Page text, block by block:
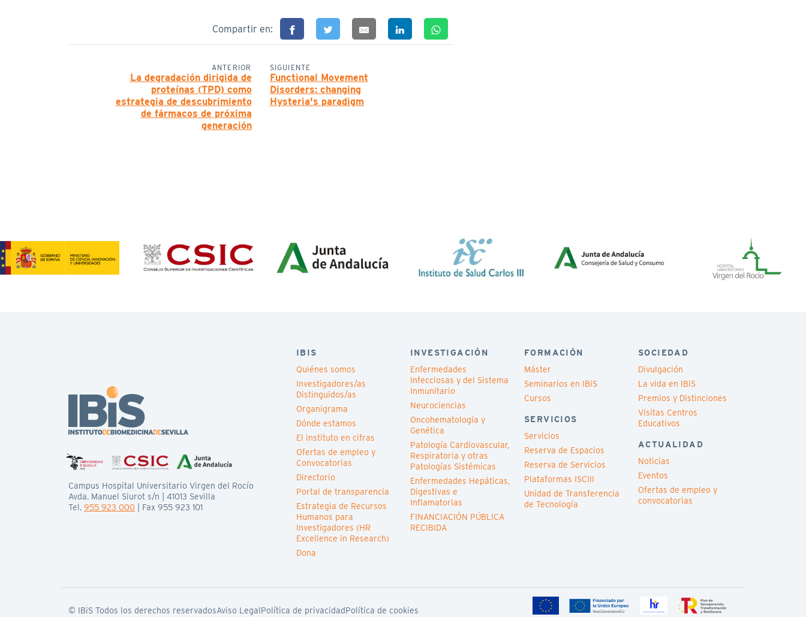
Compartir en:
ANTERIOR
La degradación dirigida de
proteínas (TPD) como
estrategia de descubrimiento
de fármacos de próxima
generación
SIGUIENTE
Functional Movement
Disorders: changing
Hysteria's paradigm
Campus Hospital Universitario Virgen del Rocío
Avda. Manuel Siurot s/n | 41013 Sevilla
Tel. 955 923 000 | Fax 955 923 101
IBIS
Quiénes somos
Investigadores/as
Distinguidos/as
Organigrama
Dónde estamos
El instituto en cifras
Ofertas de empleo y
Convocatorias
Directorio
Portal de transparencia
Estrategia de Recursos
Humanos para
Investigadores (HR
Excellence in Research)
Dona
INVESTIGACIÓN
Enfermedades
Infecciosas y del Sistema
Inmunitario
Neurociencias
Oncohematología y
Genética
Patología Cardiovascular,
Respiratoria y otras
Patologías Sistémicas
Enfermedades Hepáticas,
Digestivas e
Inflamatorias
FINANCIACIÓN PÚBLICA
RECIBIDA
FORMACIÓN
Máster
Seminarios en IBiS
Cursos
SERVICIOS
Servicios
Reserva de Espacios
Reserva de Servicios
Plataformas ISCIII
Unidad de Transferencia
de Tecnología
SOCIEDAD
Divulgación
La vida en IBiS
Premios y Distinciones
Visitas Centros
Educativos
ACTUALIDAD
Noticias
Eventos
Ofertas de empleo y
convocatorias
© IBiS Todos los derechos reservadosAviso LegalPolítica de privacidadPolítica de cookies